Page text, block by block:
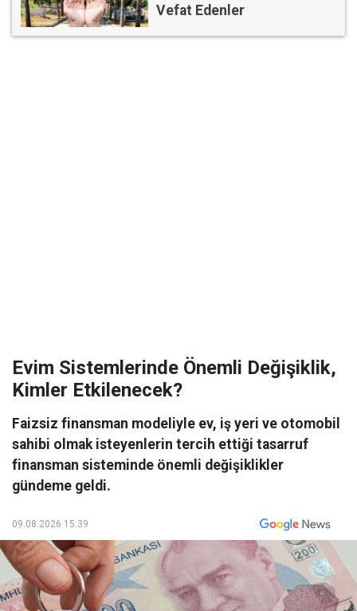
Vefat Edenler
Evim Sistemlerinde Önemli Değişiklik,
Kimler Etkilenecek?
Faizsiz finansman modeliyle ev, iş yeri ve otomobil
sahibi olmak isteyenlerin tercih ettiği tasarruf
finansman sisteminde önemli değişiklikler
gündeme geldi.
09.08.2026 15:39